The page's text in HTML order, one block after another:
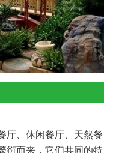
、休闲餐厅、天然餐
衍而来，它们共同的特